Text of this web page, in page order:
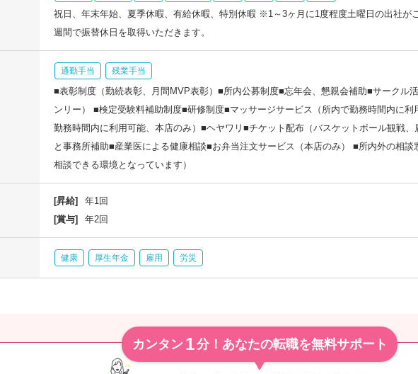
祝日、年末年始、夏季休暇、有給休暇、特別休暇 ※1～3ヶ月に1度程度土曜日の出社が
週間で振替休日を取得いただきます。
通勤手当 残業手当
■表彰制度（勤続表彰、月間MVP表彰）■所内公募制度■忘年会、懇親会補助■サークル
ンリー） ■検定受験料補助制度■研修制度■マッサージサービス（所内で勤務時間内に
勤務時間内に利用可能、本店のみ）■ヘヤワリ■チケット配布（バスケットボール観戦
と事務所補助■産業医による健康相談■お弁当注文サービス（本店のみ） ■所内外の相
相談できる環境となっています）
[昇給]
年1回
[賞与]
年2回
健康 厚生年金 雇用 労災
カンタン 1分！あなたの転職を無料サポート